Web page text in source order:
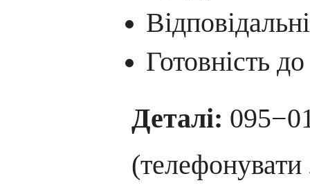
Готовність
Деталі: